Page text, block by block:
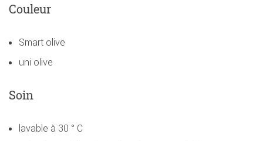
Couleur
Smart olive
uni olive
Soin
lavable à 30 ° C